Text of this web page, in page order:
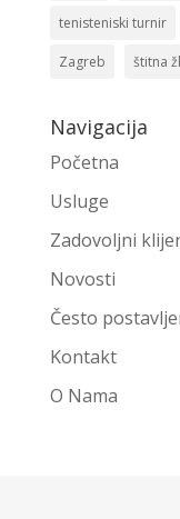
tenisteniski turnir
Zagreb štitna
Navigacija
Početna
Usluge
Zadovoljni
Novosti
Često
Kontakt
O Nama